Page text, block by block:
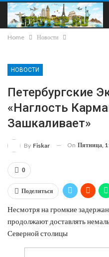
Home Новости
НОВОСТИ
Петербургские
«Наглость
Зашкаливает»
By Fiskar On Пятница,
0
Поделиться
Несмотря на громкие
продолжают доставлять
Северной столицы